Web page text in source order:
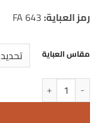
رمز العباية:
مقاس العباية
كمية عباية صيفية